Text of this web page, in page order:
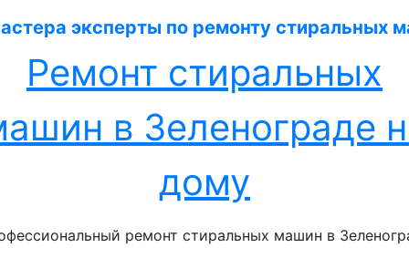
к
Ремонт стиральных
в Зеленограде
дому
ремонт стиральных машин в